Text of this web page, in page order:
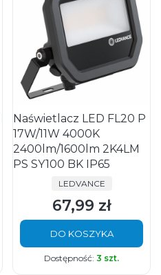
Naświetlacz LED FL20 P
17W/11W 4000K
2400lm/1600lm 2K4LM
PS SY100 BK IP65
PRODUCENT
LEDVANCE
Cena
67,99 zł
DO KOSZYKA
Dostępność: 3 szt.